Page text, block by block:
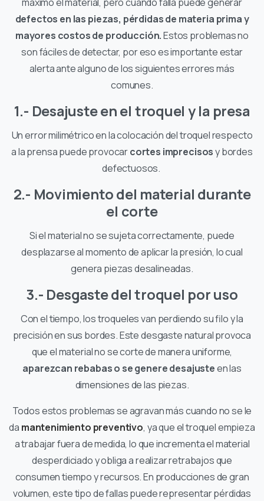
defectos en las piezas, pérdidas de materia prima y
mayores costos de producción.Estos problemas no
son fáciles de detectar, por eso es importante estar
alerta ante alguno de los siguientes errores más
comunes.
1.- Desajuste en el troquel y la presa
Un error milimétrico en la colocación del troquel respecto
a la prensa puede provocarcortes imprecisosy bordes
defectuosos.
2.- Movimiento del material durante
el corte
Si el material no se sujeta correctamente, puede
desplazarse al momento de aplicar la presión, lo cual
genera piezas desalineadas.
3.- Desgaste del troquel por uso
Con el tiempo, los troqueles van perdiendo su filo y la
precisión en sus bordes. Este desgaste natural provoca
que el material no se corte de manera uniforme,
aparezcan rebabas o se genere desajusteen las
dimensiones de las piezas.
Todos estos problemas se agravan más cuando no se le
da mantenimiento preventivo, ya que el troquel empieza
a trabajar fuera de medida, lo que incrementa el material
desperdiciado y obliga a realizar retrabajos que
consumen tiempo y recursos. En producciones de gran
volumen, este tipo de fallas puede representar pérdidas